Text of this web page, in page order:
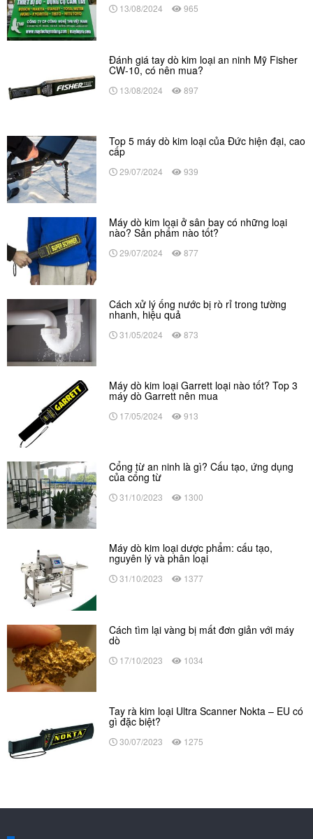
13/08/2024 965
Đánh giá tay dò kim loại an ninh Mỹ Fisher
CW-10, có nên mua?
13/08/2024 897
Top 5 máy dò kim loại của Đức hiện đại, cao
cấp
29/07/2024 939
Máy dò kim loại ở sân bay có những loại
nào? Sản phẩm nào tốt?
29/07/2024 877
Cách xử lý ống nước bị rò rỉ trong tường
nhanh, hiệu quả
31/05/2024 873
Máy dò kim loại Garrett loại nào tốt? Top 3
máy dò Garrett nên mua
17/05/2024 913
Cổng từ an ninh là gì? Cấu tạo, ứng dụng
của cổng từ
31/10/2023 1300
Máy dò kim loại dược phẩm: cấu tạo,
nguyên lý và phân loại
31/10/2023 1377
Cách tìm lại vàng bị mất đơn giản với máy
dò
17/10/2023 1034
Tay rà kim loại Ultra Scanner Nokta – EU có
gì đặc biệt?
30/07/2023 1275